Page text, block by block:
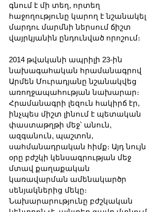
գնում է մի տեղ, որտեղ
հաջողությունը կարող է նշանակել
մարդու մարմնի ներսում ճիշտ
վայրկյանին ընդունված որոշում։
2014 թվականի ապրիլի 23-ին
նախագահական հրամանագրով
Արմեն Մուրադյանը նշանակվեց
առողջապահության նախարար։
Հրամանագրի լեզուն հակիրճ էր,
ինչպես միշտ լինում է պետական
փաստաթղթի մեջ՝ անուն,
ազգանուն, պաշտոն,
սահմանադրական հիմք։ Այդ նույն
օրը բժշկի կենսագրության մեջ
մտավ քաղաքական
կառավարման ամենակարծր
սենյակներից մեկը։
Նախարարությունը բժշկական